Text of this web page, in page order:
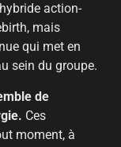
action-
mais
qui met en
sein du groupe.
de
Ces
moment, à